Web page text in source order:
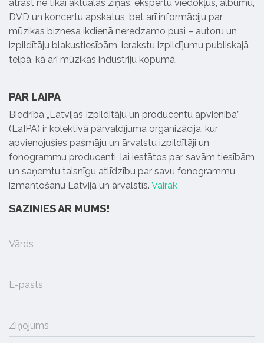
atrast ne tikai aktuālās ziņas, ekspertu viedokļus, albumu,
DVD un koncertu apskatus, bet arī informāciju par
mūzikas biznesa ikdienā neredzamo pusi – autoru un
izpildītāju blakustiesībām, ierakstu izpildījumu publiskajā
telpā, kā arī mūzikas industriju kopumā.
PAR LAIPA
Biedrība „Latvijas Izpildītāju un producentu apvienība”
(LaIPA) ir kolektīvā pārvaldījuma organizācija, kur
apvienojušies pašmāju un ārvalstu izpildītāji un
fonogrammu producenti, lai iestātos par savām tiesībām
un saņemtu taisnīgu atlīdzību par savu fonogrammu
izmantošanu Latvijā un ārvalstīs. Vairāk
SAZINIES AR MUMS!
Vārds
E-pasts
Ziņojums